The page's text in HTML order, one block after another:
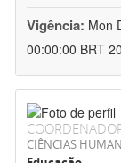
Vigência: Mon
00:00:00 BRT
CIÊNCIAS